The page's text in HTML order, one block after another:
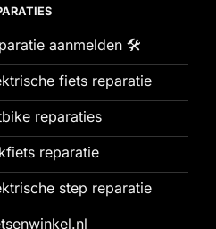
aanmelden 🛠️
fiets reparatie
reparaties
reparatie
step reparatie